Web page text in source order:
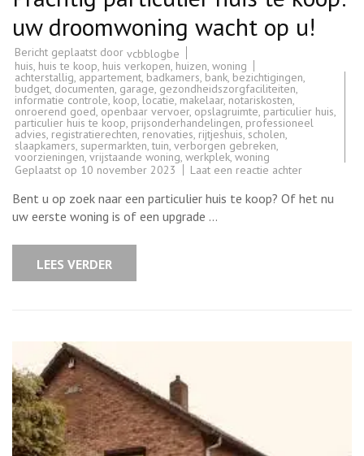
uw droomwoning wacht op u!
Bericht geplaatst door vcbblogbe
huis, huis te koop, huis verkopen, huizen, woning
achterstallig, appartement, badkamers, bank, bezichtigingen,
budget, documenten, garage, gezondheidszorgfaciliteiten,
informatie controle, koop, locatie, makelaar, notariskosten,
onroerend goed, openbaar vervoer, opslagruimte, particulier huis,
particulier huis te koop, prijsonderhandelingen, professioneel
advies, registratierechten, renovaties, rijtjeshuis,scholen,
slaapkamers, supermarkten,tuin, verborgen gebreken,
voorzieningen, vrijstaande woning, werkplek,woning
Geplaatst op 10 november 2023 Laat een reactie achterop
particulier
huis
Bent u op zoek naar een particulier huis te koop? Of het nu
uw eerste woning is of een upgrade …
LEES VERDER